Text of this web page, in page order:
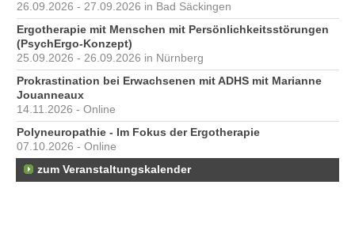
26.09.2026 - 27.09.2026 in Bad Säckingen
Ergotherapie mit Menschen mit Persönlichkeitsstörungen
(PsychErgo-Konzept)
25.09.2026 - 26.09.2026 in Nürnberg
Prokrastination bei Erwachsenen mit ADHS mit Marianne
Jouanneaux
14.11.2026 - Online
Polyneuropathie - Im Fokus der Ergotherapie
07.10.2026 - Online
zum Veranstaltungskalender